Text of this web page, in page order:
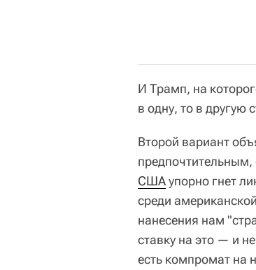
И Трамп, на
в одну, то в другую
Второй вариант
предпочтительным,
СШАупорно гнет
среди
нанесения нам
ставку на это — и
есть компромат на